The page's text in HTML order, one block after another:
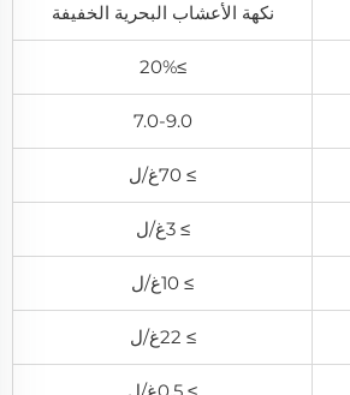
نكهة الأعشاب البحرية الخفيفة
≥
20%
7.0-9.0
≥ 70غ/ل
≥ 3غ/ل
≥ 10غ/ل
≥ 22غ/ل